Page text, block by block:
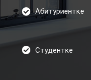
Абитуриентке
Студентке